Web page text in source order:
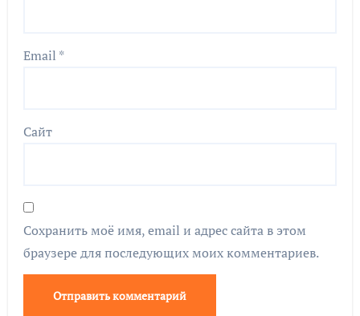
Email *
Сайт
Сохранить моё имя, email и адрес сайта в этом
браузере для последующих моих комментариев.